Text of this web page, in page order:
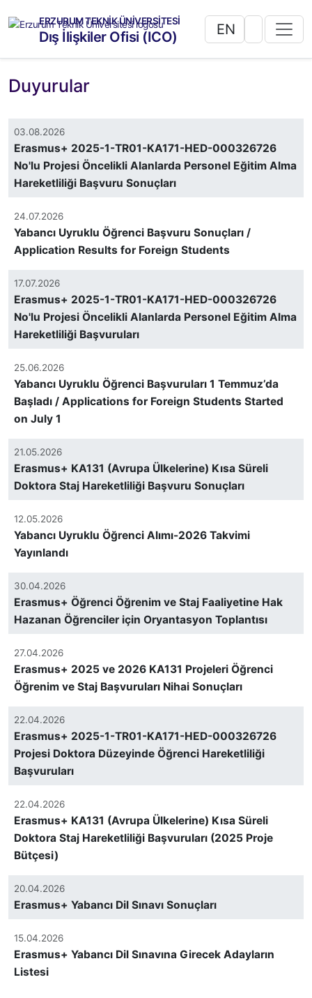
ERZURUM TEKNİK ÜNİVERSİTESİ
Dış İlişkiler Ofisi (ICO) EN
Duyurular
03.08.2026
Erasmus+ 2025-1-TR01-KA171-HED-000326726
No'lu Projesi Öncelikli Alanlarda Personel Eğitim Alma
Hareketliliği Başvuru Sonuçları
24.07.2026
Yabancı Uyruklu Öğrenci Başvuru Sonuçları /
Application Results for Foreign Students
17.07.2026
Erasmus+ 2025-1-TR01-KA171-HED-000326726
No'lu Projesi Öncelikli Alanlarda Personel Eğitim Alma
Hareketliliği Başvuruları
25.06.2026
Yabancı Uyruklu Öğrenci Başvuruları 1 Temmuz’da
Başladı / Applications for Foreign Students Started
on July 1
21.05.2026
Erasmus+ KA131 (Avrupa Ülkelerine) Kısa Süreli
Doktora Staj Hareketliliği Başvuru Sonuçları
12.05.2026
Yabancı Uyruklu Öğrenci Alımı-2026 Takvimi
Yayınlandı
30.04.2026
Erasmus+ Öğrenci Öğrenim ve Staj Faaliyetine Hak
Hazanan Öğrenciler için Oryantasyon Toplantısı
27.04.2026
Erasmus+ 2025 ve 2026 KA131 Projeleri Öğrenci
Öğrenim ve Staj Başvuruları Nihai Sonuçları
22.04.2026
Erasmus+ 2025-1-TR01-KA171-HED-000326726
Projesi Doktora Düzeyinde Öğrenci Hareketliliği
Başvuruları
22.04.2026
Erasmus+ KA131 (Avrupa Ülkelerine) Kısa Süreli
Doktora Staj Hareketliliği Başvuruları (2025 Proje
Bütçesi)
20.04.2026
Erasmus+ Yabancı Dil Sınavı Sonuçları
15.04.2026
Erasmus+ Yabancı Dil Sınavına Girecek Adayların
Listesi